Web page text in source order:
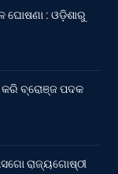
ଘୋଷଣା : ଓଡ଼ିଶାରୁ
କରି ବ୍ରୋଞ୍ଜ ପଦକ
ରାଜ୍ୟଗୋଷ୍ଠୀ